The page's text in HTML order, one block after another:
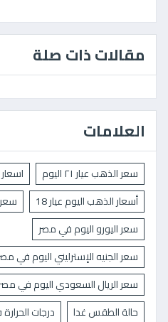
مقالات ذات صلة
العلامات
سعر الذهب عيار ٢١ اليوم
أسعار الذهب اليوم عيار 18
سعر اليورو اليوم في مصر
سعر الجنيه الإسترليني اليوم في
سعر الريال السعودي اليوم في
حالة الطقس غدا
درجات